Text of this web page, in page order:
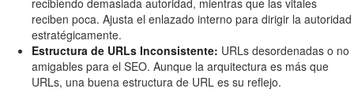
reciben poca. Ajusta el enlazado interno para dirigir la autoridad
estratégicamente.
Estructura de URLs Inconsistente: URLs desordenadas o no
amigables para el SEO. Aunque la arquitectura es más que
URLs, una buena estructura de URL es su reflejo.